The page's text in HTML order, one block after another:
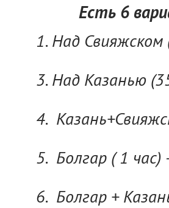
Есть 6
1. Над
3. Над Казанью
4.
5. Болгар ( 1 час)
6. Болгар +